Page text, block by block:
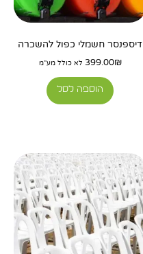
דיספנסר חשמלי כפול להשכרה
399.00₪ לא כולל מע"מ
הוספה לסל